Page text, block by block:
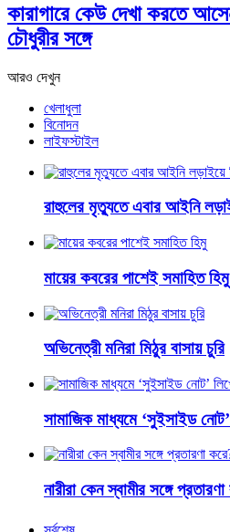
কারাগারে কেউ দেখা করতে
চৌধুরীর সঙ্গে
আরও দেখুন
খেলাধুলা
বিনোদন
লাইফস্টাইল
রাহুলের মৃত্যুতে এবার আইনি
মায়ের কবরের পাশেই সমাহিত হিমু
অভিনেত্রী মনিরা মিঠুর বাসায় চুরি
সামাজিক মাধ্যমে ‘সুইসাইড
নারীরা কেন স্বামীর সঙ্গে